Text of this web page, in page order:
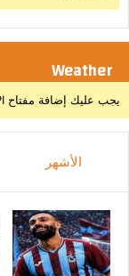
م
ف
ا
ل
ي
ا
ب
و
Weather
يجب عليك إضافة مفتاح API للطقس من خلال صفحة إعدادات القالب > الدمج.
الأشهر